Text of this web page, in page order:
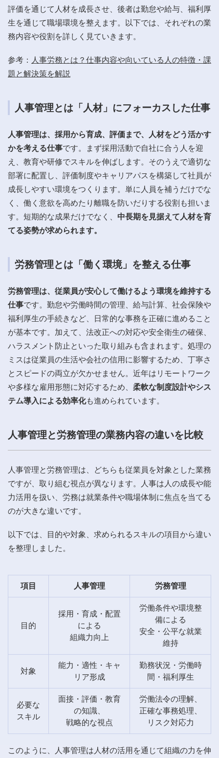
評価を通じて人材を成長させ、後者は勤怠や給与、福利厚
生を通じて職場環境を整えます。以下では、それぞれの業
務内容や役割を詳しく見ていきます。
参考：
人事労務とは？仕事内容や向いている人の特徴・課
題と解決策を解説
人事管理とは「人材」にフォーカスした仕事
人事管理は、採用から育成、評価まで、人材をどう活かす
かを考える仕事です。まず採用活動で自社に合う人を迎
え、教育や研修でスキルを伸ばします。そのうえで適切な
部署に配置し、評価制度やキャリアパスを構築して社員が
成長しやすい環境をつくります。単に人員を補うだけでな
く、働く意欲を高めたり離職を防いだりする役割も担いま
す。短期的な成果だけでなく、 中長期を見据えて人材を育
てる姿勢が求められます。
労務管理とは「働く環境」を整える仕事
労務管理は、従業員が安心して働けるよう環境を維持する
仕事です。勤怠や労働時間の管理、給与計算、社会保険や
福利厚生の手続きなど、日常的な事務を正確に進めること
が基本です。加えて、法改正への対応や安全衛生の確保、
ハラスメント防止といった取り組みも含まれます。処理の
ミスは従業員の生活や会社の信用に影響するため、丁寧さ
とスピードの両立が欠かせません。近年はリモートワーク
や多様な雇用形態に対応するため、 柔軟な制度設計やシス
テム導入による効率化も進められています。
人事管理と労務管理の業務内容の違いを比較
人事管理と労務管理は、どちらも従業員を対象とした業務
ですが、取り組む視点が異なります。人事は人の成長や能
力活用を扱い、労務は就業条件や職場体制に焦点を当てる
のが大きな違いです。
以下では、目的や対象、求められるスキルの項目から違い
を整理しました。
項目 人事管理 労務管理
目的
採用・育成・配置
による
組織力向上
労働条件や環境整
備による
安全・公平な就業
維持
対象
能力・適性・キャ
リア形成
勤務状況・労働時
間・福利厚生
必要な
スキル
面接・評価・教育
の知識、
戦略的な視点
労働法令の理解、
正確な事務処理、
リスク対応力
このように、人事管理は人材の活用を通じて組織の力を伸